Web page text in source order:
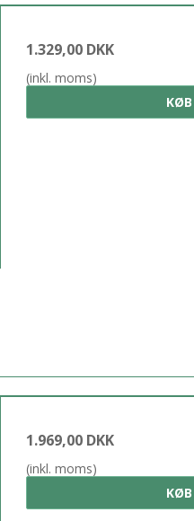
1.329,00 DKK
(inkl. moms)
KØB
1.969,00 DKK
(inkl. moms)
KØB